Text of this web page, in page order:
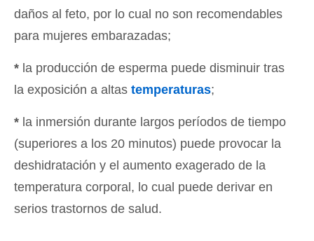
daños al feto, por lo cual no son recomendables
para mujeres embarazadas;
* la producción de esperma puede disminuir tras
la exposición a altas temperaturas;
* la inmersión durante largos períodos de tiempo
(superiores a los 20 minutos) puede provocar la
deshidratación y el aumento exagerado de la
temperatura corporal, lo cual puede derivar en
serios trastornos de salud.